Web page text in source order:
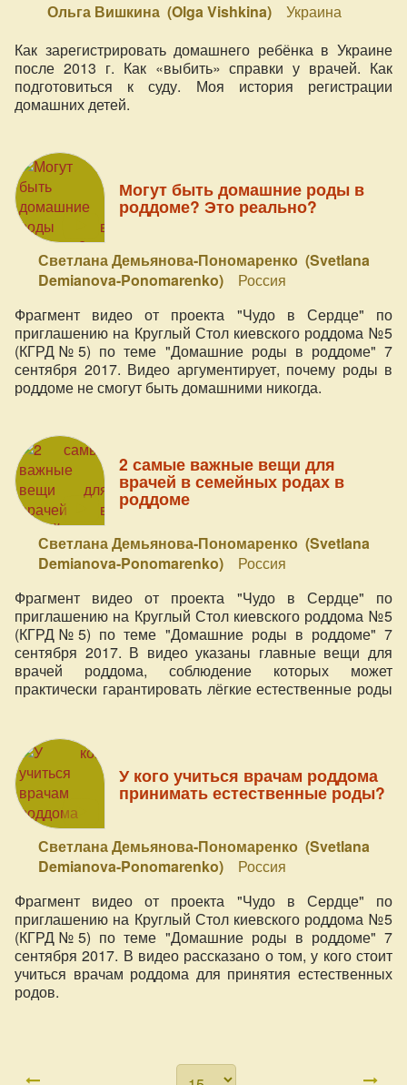
Ольга Вишкина (Olga Vishkina)
Украина
Как зарегистрировать домашнего ребёнка в Украине
после 2013 г. Как «выбить» справки у врачей. Как
подготовиться к суду. Моя история регистрации
домашних детей.
Могут быть домашние роды в
роддоме? Это реально?
Светлана Демьянова-Пономаренко (Svetlana
Demianova-Ponomarenko)
Россия
Фрагмент видео от проекта "Чудо в Сердце" по
приглашению на Круглый Стол киевского роддома №5
(КГРД№5) по теме "Домашние роды в роддоме" 7
сентября 2017. Видео аргументирует, почему роды в
роддоме не смогут быть домашними никогда.
2 самые важные вещи для
врачей в семейных родах в
роддоме
Светлана Демьянова-Пономаренко (Svetlana
Demianova-Ponomarenko)
Россия
Фрагмент видео от проекта "Чудо в Сердце" по
приглашению на Круглый Стол киевского роддома №5
(КГРД№5) по теме "Домашние роды в роддоме" 7
сентября 2017. В видео указаны главные вещи для
врачей роддома, соблюдение которых может
практически гарантировать лёгкие естественные роды
У кого учиться врачам роддома
принимать естественные роды?
Светлана Демьянова-Пономаренко (Svetlana
Demianova-Ponomarenko)
Россия
Фрагмент видео от проекта "Чудо в Сердце" по
приглашению на Круглый Стол киевского роддома №5
(КГРД№5) по теме "Домашние роды в роддоме" 7
сентября 2017. В видео рассказано о том, у кого стоит
учиться врачам роддома для принятия естественных
родов.